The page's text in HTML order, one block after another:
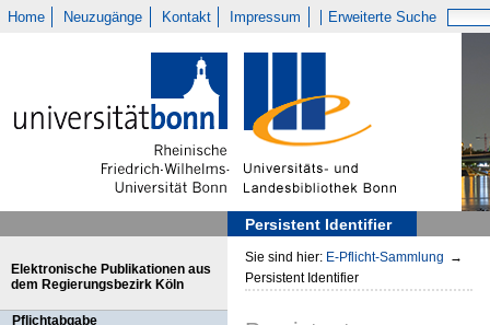
Home Neuzugänge Kontakt Impressum Erweiterte Suche
Persistent Identifier
Elektronische Publikationen aus
dem Regierungsbezirk Köln
Pflichtabgabe
Sie sind hier: E-Pflicht-Sammlung →
Persistent Identifier